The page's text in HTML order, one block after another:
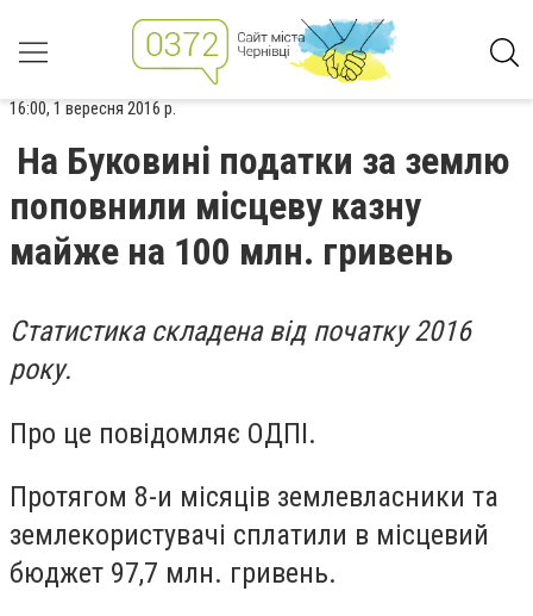
16:00, 1 вересня 2016 р.
На Буковині податки за землю
поповнили місцеву казну
майже на 100 млн. гривень
Статистика складена від початку 2016
року.
Про це повідомляє ОДПІ.
Протягом 8-и місяців землевласники та
землекористувачі сплатили в місцевий
бюджет 97,7 млн. гривень.